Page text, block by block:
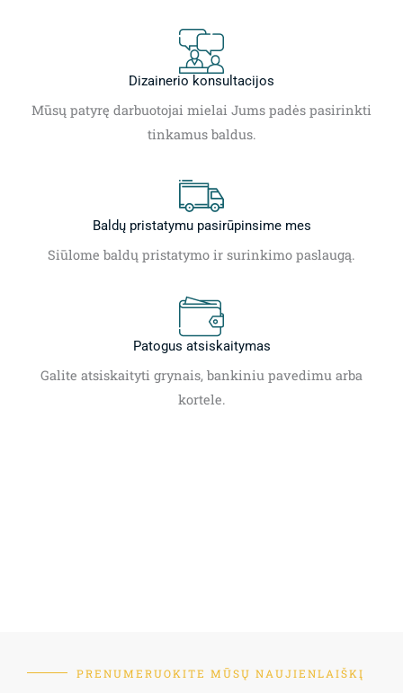
Dizainerio konsultacijos
Mūsų patyrę darbuotojai mielai Jums padės pasirinkti
tinkamus baldus.
Baldų pristatymu pasirūpinsime mes
Siūlome baldų pristatymo ir surinkimo paslaugą.
Patogus atsiskaitymas
Galite atsiskaityti grynais, bankiniu pavedimu arba
kortele.
PRENUMERUOKITE MŪSŲ NAUJIENLAIŠKĮ